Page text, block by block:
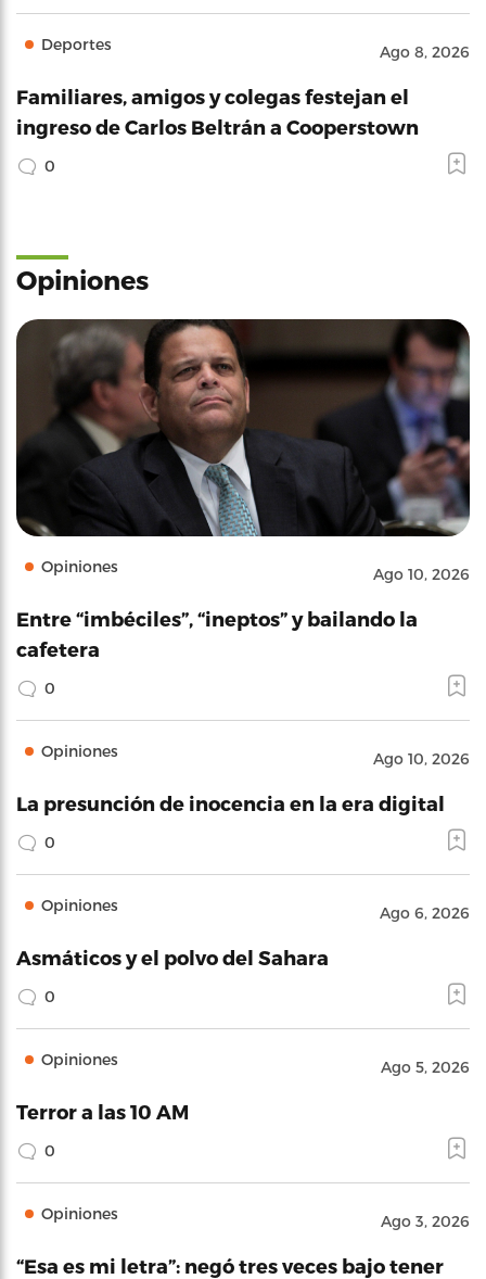
Deportes Ago 8, 2026
Familiares, amigos y colegas festejan el
ingreso de Carlos Beltrán a Cooperstown
0
Opiniones
Opiniones Ago 10, 2026
Entre “imbéciles”, “ineptos” y bailando la
cafetera
0
Opiniones Ago 10, 2026
La presunción de inocencia en la era digital
0
Opiniones Ago 6, 2026
Asmáticos y el polvo del Sahara
0
Opiniones Ago 5, 2026
Terror a las 10 AM
0
Opiniones Ago 3, 2026
“Esa es mi letra”: negó tres veces bajo tener